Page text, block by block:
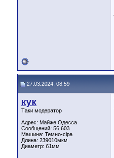
27.03.2024, 08:59
кук
Таки модератор
Адрес: Майже Одесса
Сообщений: 56,603
Машина: Темно-сіра
Длина: 239010мкм
Диаметр: 61мм